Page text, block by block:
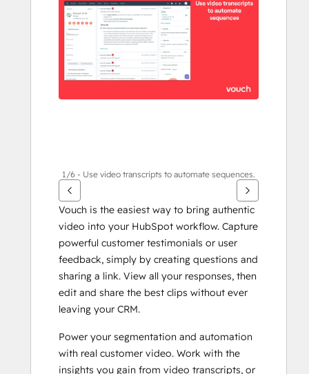
pour
voir
d'autres
éléments
1/6 - Use video transcripts to automate sequences.
Vouch is the easiest way to bring authentic
video into your HubSpot workflow. Capture
powerful customer testimonials or user
feedback, simply by creating questions and
sharing a link. View all your responses, then
edit and share the best clips without ever
leaving your CRM.
Power your segmentation and automation
with real customer video. Work with the
insights you gain from video transcripts, or